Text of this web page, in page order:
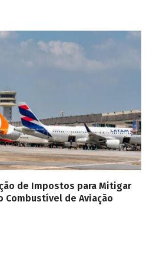
de Impostos para Mitigar
Combustível de Aviação